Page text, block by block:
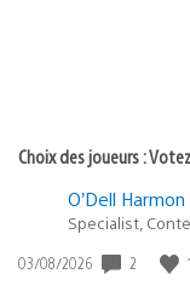
Choix des joueurs :
O’Dell Harmon
Specialist,
Date
03/08/2026 2